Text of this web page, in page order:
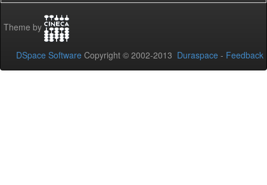
Theme by
DSpace Software Copyright © 2002-2013 Duraspace - Feedback